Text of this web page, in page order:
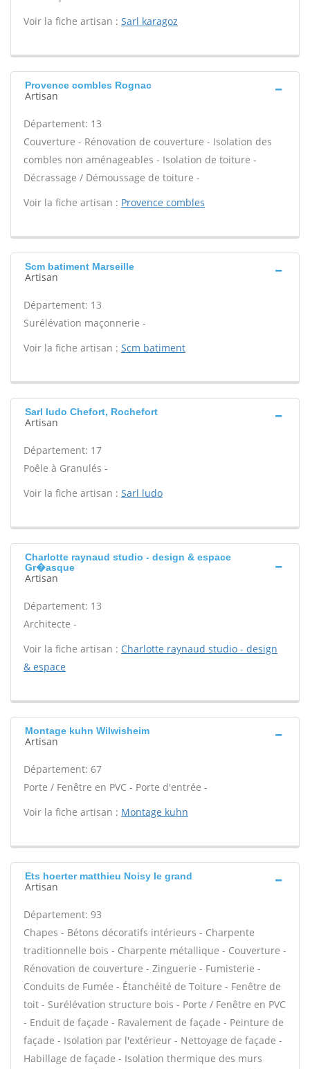
Voir la fiche artisan : Sarl karagoz
Provence combles Rognac
Artisan
Département: 13
Couverture - Rénovation de couverture - Isolation des
combles non aménageables - Isolation de toiture -
Décrassage / Démoussage de toiture -
Voir la fiche artisan : Provence combles
Scm batiment Marseille
Artisan
Département: 13
Surélévation maçonnerie -
Voir la fiche artisan : Scm batiment
Sarl ludo Chefort, Rochefort
Artisan
Département: 17
Poêle à Granulés -
Voir la fiche artisan : Sarl ludo
Charlotte raynaud studio - design & espace
Gr�asque
Artisan
Département: 13
Architecte -
Voir la fiche artisan : Charlotte raynaud studio - design
& espace
Montage kuhn Wilwisheim
Artisan
Département: 67
Porte / Fenêtre en PVC - Porte d'entrée -
Voir la fiche artisan : Montage kuhn
Ets hoerter matthieu Noisy le grand
Artisan
Département: 93
Chapes - Bétons décoratifs intérieurs - Charpente
traditionnelle bois - Charpente métallique - Couverture -
Rénovation de couverture - Zinguerie - Fumisterie -
Conduits de Fumée - Étanchéité de Toiture - Fenêtre de
toit - Surélévation structure bois - Porte / Fenêtre en PVC
- Enduit de façade - Ravalement de façade - Peinture de
façade - Isolation par l'extérieur - Nettoyage de façade -
Habillage de façade - Isolation thermique des murs